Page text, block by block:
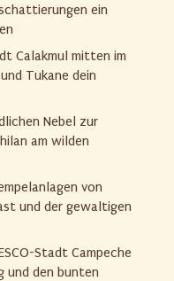
ein
Calakmul mitten im
Tukane dein
Nebel zur
am wilden
von
und der gewaltigen
Stadt Campeche
und den bunten